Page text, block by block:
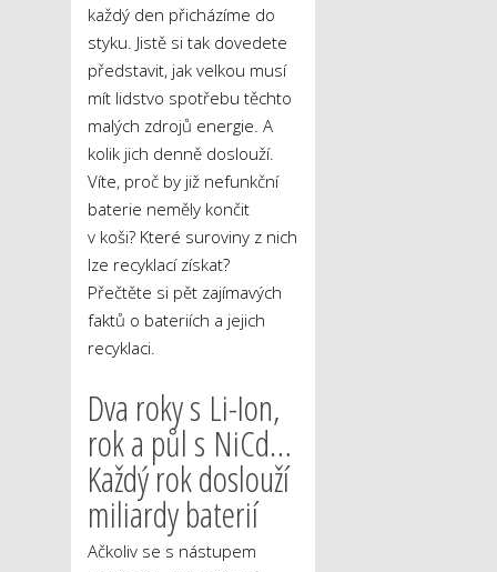
každý den přicházíme do
styku. Jistě si tak dovedete
představit, jak velkou musí
mít lidstvo spotřebu těchto
malých zdrojů energie. A
kolik jich denně doslouží.
Víte, proč by již nefunkční
baterie neměly končit
v koši? Které suroviny z nich
lze recyklací získat?
Přečtěte si pět zajímavých
faktů o bateriích a jejich
recyklaci.
Dva roky s Li-Ion,
rok a půl s NiCd…
Každý rok doslouží
miliardy baterií
Ačkoliv se s nástupem